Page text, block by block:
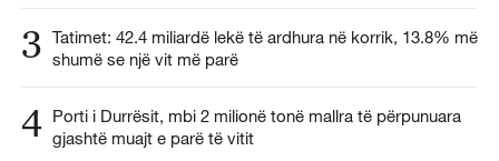
3 Tatimet: 42.4 miliardë lekë të ardhura në korrik, 13.8% më
shumë se një vit më parë
4 Porti i Durrësit, mbi 2 milionë tonë mallra të përpunuara
gjashtë muajt e parë të vitit